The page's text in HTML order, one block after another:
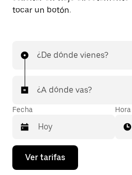
tocar un botón.
¿De dónde vienes?
¿A dónde vas?
Fecha
Presiona
flecha
Hora
Ver tarifas